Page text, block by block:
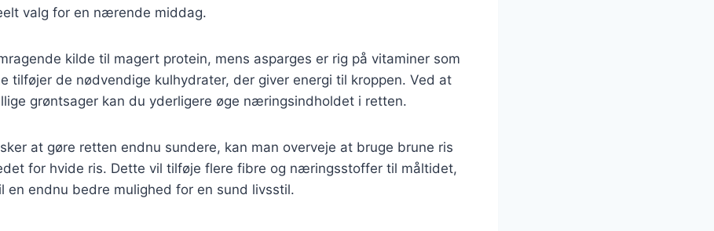
valg for en nærende middag.
kilde til magert protein, mens asparges er rig på vitaminer som
tilføjer de nødvendige kulhydrater, der giver energi til kroppen. Ved at
grøntsager kan du yderligere øge næringsindholdet i retten.
at gøre retten endnu sundere, kan man overveje at bruge brune ris
for hvide ris. Dette vil tilføje flere fibre og næringsstoffer til måltidet,
en endnu bedre mulighed for en sund livsstil.